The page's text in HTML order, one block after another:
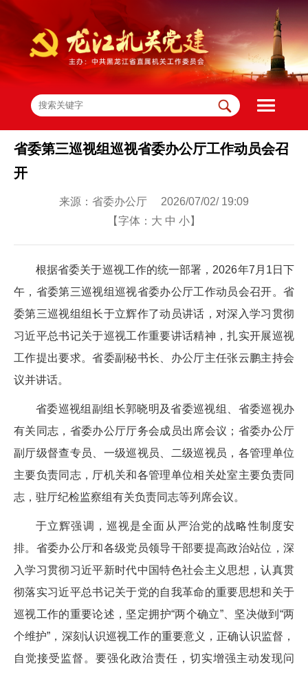
省委第三巡视组巡视省委办公厅工作动员会召
开
来源：省委办公厅 2026/07/02/ 19:09
【字体： 大 中 小】
根据省委关于巡视工作的统一部署，2026年7月1日下
午，省委第三巡视组巡视省委办公厅工作动员会召开。省
委第三巡视组组长于立辉作了动员讲话，对深入学习贯彻
习近平总书记关于巡视工作重要讲话精神，扎实开展巡视
工作提出要求。省委副秘书长、办公厅主任张云鹏主持会
议并讲话。
省委巡视组副组长郭晓明及省委巡视组、省委巡视办
有关同志，省委办公厅厅务会成员出席会议；省委办公厅
副厅级督查专员、一级巡视员、二级巡视员，各管理单位
主要负责同志，厅机关和各管理单位相关处室主要负责同
志，驻厅纪检监察组有关负责同志等列席会议。
于立辉强调，巡视是全面从严治党的战略性制度安
排。省委办公厅和各级党员领导干部要提高政治站位，深
入学习贯彻习近平新时代中国特色社会主义思想，认真贯
彻落实习近平总书记关于党的自我革命的重要思想和关于
巡视工作的重要论述，坚定拥护“两个确立”、坚决做到“两
个维护”，深刻认识巡视工作的重要意义，正确认识监督，
自觉接受监督。要强化政治责任，切实增强主动发现问